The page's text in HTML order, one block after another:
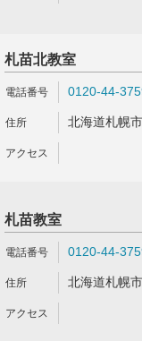
札苗北教室
0120-44-
北海道札幌
札苗教室
0120-44-
北海道札幌